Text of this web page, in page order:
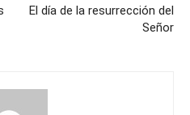
El día de la resurrección del
Señor